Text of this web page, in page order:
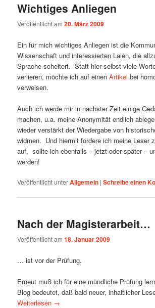
Wichtiges Anliegen
Veröffentlicht am20. März 2009
Ein für mich wichtiges Anliegen ist die
Wissenschaft und interessierten Laien, die
Sprache scheitert. Statt hier selbst viele
verlieren, möchte ich auf einenArtikel bei
verweisen.
Auch ich werde mir in nächster Zeit einige
machen, u.a. meine Anonymität endlich
wieder verstärkt der Wiedergabe von
widmen. Und hiermit fordere ich meine Leser
auf, sollte ich ebenfalls – jetzt oder später –
werden!
Veröffentlicht unterAllgemein |Schreibe einen
Nach der Magisterarbeit…
Veröffentlicht am18. Januar 2009
… ist vor der Prüfung.
Erneut muß ich für eine mündliche Prüfung
Blog bedeutet, daß bald neuer, inhaltlicher
Weiterlesen →